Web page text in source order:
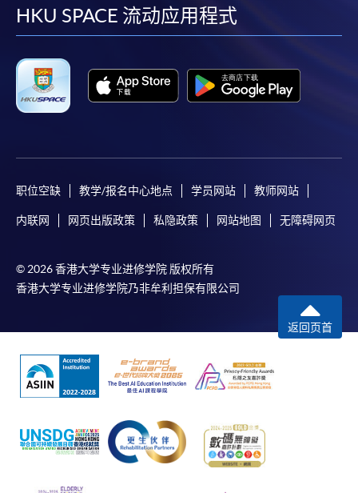
facebook
youtube
linkedin
HKU SPACE 流动应用程式
职位空缺 教学/报名中心地点 学员网站 教师网站
内联网 网页出版政策 私隐政策 网站地图 无障碍网页
© 2026 香港大学专业进修学院 版权所有
香港大学专业进修学院乃非牟利担保有限公司
返回页首